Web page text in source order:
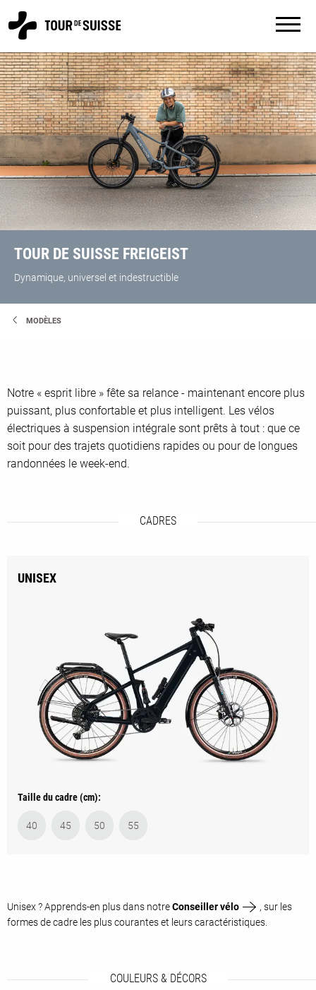
TOUR DE SUISSE FREIGEIST
Dynamique, universel et indestructible
MODÈLES
Notre « esprit libre » fête sa relance - maintenant encore plus
puissant, plus confortable et plus intelligent. Les vélos
électriques à suspension intégrale sont prêts à tout : que ce
soit pour des trajets quotidiens rapides ou pour de longues
randonnées le week-end.
CADRES
UNISEX
Taille du cadre (cm):
40 45 50 55
Unisex ? Apprends-en plus dans notreConseiller vélo
, sur les
formes de cadre les plus courantes et leurs caractéristiques.
COULEURS & DÉCORS